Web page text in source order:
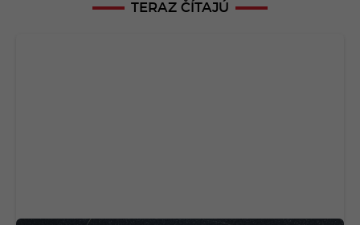
TERAZ ČÍTAJÚ